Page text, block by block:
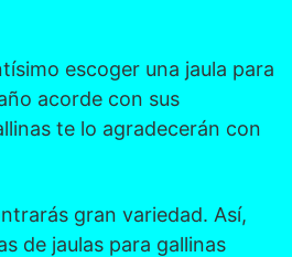
escoger una jaula para
acorde con sus
te lo agradecerán con
gran variedad. Así,
de jaulas para gallinas